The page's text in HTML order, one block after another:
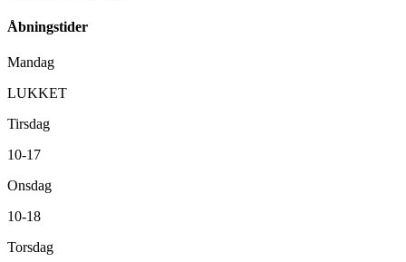
Åbningstider
Mandag
LUKKET
Tirsdag
10-17
Onsdag
10-18
Torsdag